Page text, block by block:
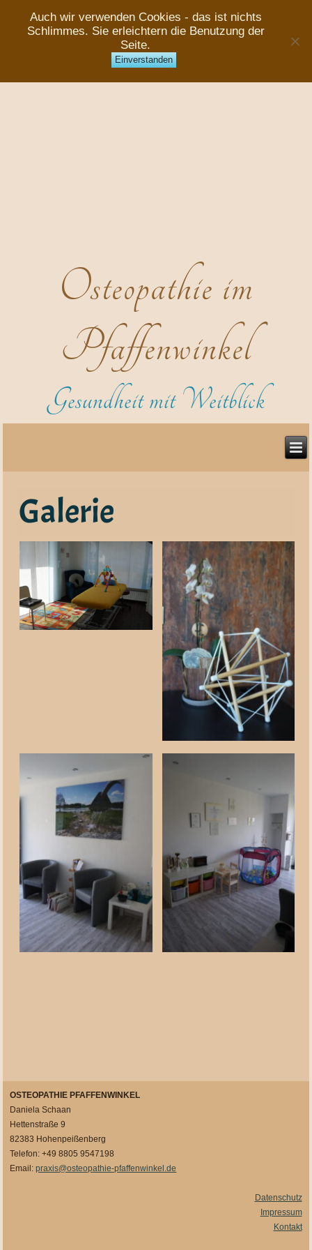
Osteopathie im
Pfaffenwinkel
Gesundheit mit Weitblick
Galerie
OSTEOPATHIE PFAFFENWINKEL
Daniela Schaan
Hettenstraße 9
82383 Hohenpeißenberg
Telefon: +49 8805 9547198
Email:praxis@osteopathie-pfaffenwinkel.de
Datenschutz
Impressum
Kontakt
Auch wir verwenden Cookies - das ist nichts
Schlimmes. Sie erleichtern die Benutzung der
Seite.
Einverstanden